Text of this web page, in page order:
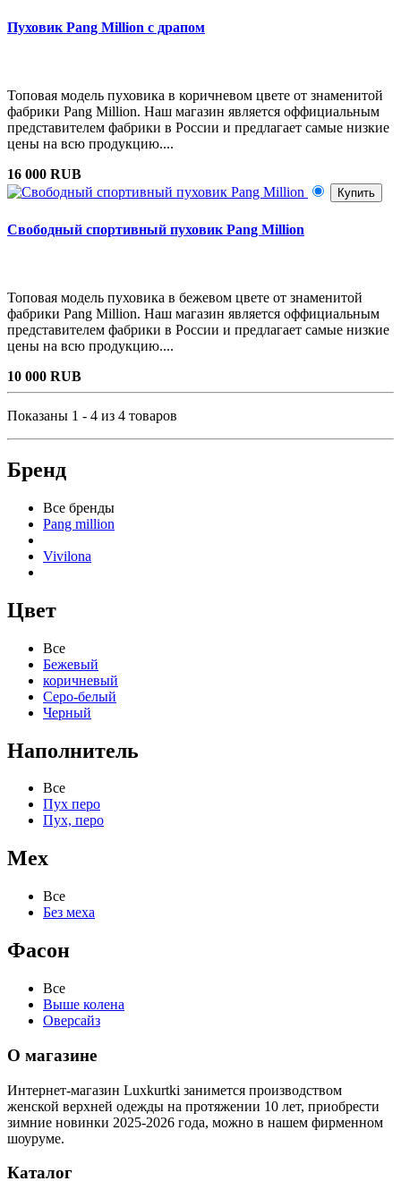
Пуховик Pang Million с драпом
Топовая модель пуховика в коричневом цвете от знаменитой
фабрики Pang Million. Наш магазин является оффициальным
представителем фабрики в России и предлагает самые низкие
цены на всю продукцию....
16 000 RUB
Купить
Свободный спортивный пуховик Pang Million
Топовая модель пуховика в бежевом цвете от знаменитой
фабрики Pang Million. Наш магазин является оффициальным
представителем фабрики в России и предлагает самые низкие
цены на всю продукцию....
10 000 RUB
Показаны 1 - 4 из 4 товаров
Бренд
Все бренды
Pang million
Vivilona
Цвет
Все
Бежевый
коричневый
Серо-белый
Черный
Наполнитель
Все
Пух перо
Пух, перо
Мех
Все
Без меха
Фасон
Все
Выше колена
Оверсайз
О магазине
Интернет-магазин Luxkurtki занимется производством
женской верхней одежды на протяжении 10 лет, приобрести
зимние новинки 2025-2026 года, можно в нашем фирменном
шоуруме.
Каталог